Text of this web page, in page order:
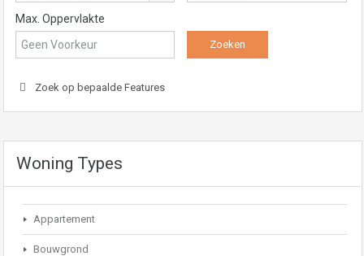
Max. Oppervlakte
Zoek op bepaalde Features
Woning Types
Appartement
Bouwgrond